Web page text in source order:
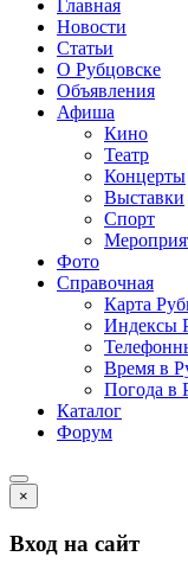
Главная
Новости
Статьи
О Рубцовске
Объявления
Афиша
Кино
Театр
Концерты
Выставки
Спорт
Фото
Справочная
Карта
Индексы
Время в
Погода в
Каталог
Форум
×
Вход на сайт